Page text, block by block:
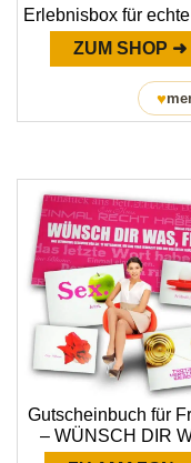
Erlebnisbox für
ZUM SHOP ➜
♥
Gutscheinbuch für
– WÜNSCH DIR